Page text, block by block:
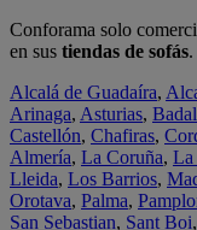
Conforama solo
en sus tiendas de sofás.
Alcalá de Guadaíra,
Arinaga, Asturias,
Castellón, Chafiras,
Almería, La Coruña, La
Lleida, Los Barrios,
Orotava, Palma,
San Sebastian, Sant Boi,